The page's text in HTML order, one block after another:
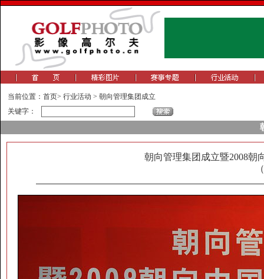
当前位置： 首页> 行业活动 > 朝向管理集团成立
关键字：
朝向管理集团成立暨2008朝